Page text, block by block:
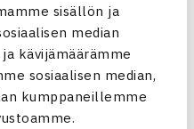
sisällön ja
median
kävijämäärämme
sosiaalisen median,
kumppaneillemme
seurakehittäjille,
järjestöjen
on katseltavissa
1.-14.11.2023.